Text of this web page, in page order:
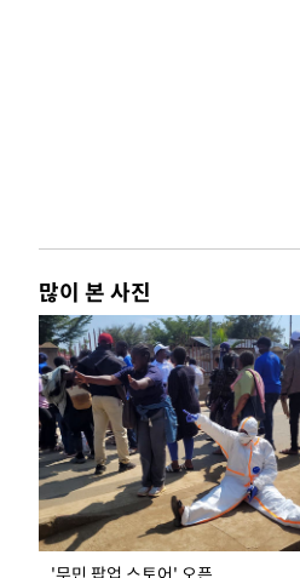
많이 본 사진
'무민 팝업 스토어' 오픈